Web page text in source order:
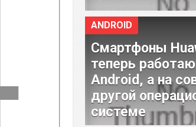
ANDROID
Смартфоны
теперь
Android, а на
другой
системе